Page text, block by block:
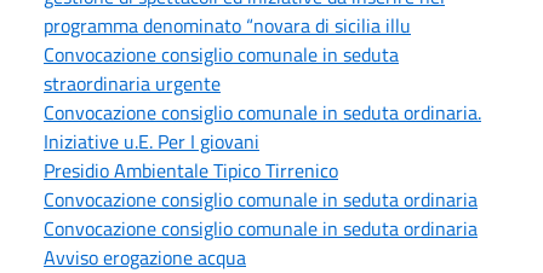
programma denominato “novara di sicilia illu
Convocazione consiglio comunale in seduta
straordinaria urgente
Convocazione consiglio comunale in seduta ordinaria.
Iniziative u.E. Per I giovani
Presidio Ambientale Tipico Tirrenico
Convocazione consiglio comunale in seduta ordinaria
Convocazione consiglio comunale in seduta ordinaria
Avviso erogazione acqua